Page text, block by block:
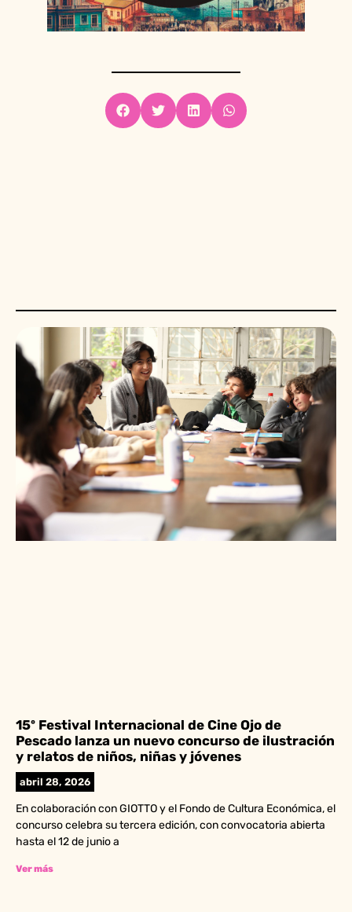
15º Festival Internacional de Cine Ojo de
Pescado lanza un nuevo concurso de ilustración
y relatos de niños, niñas y jóvenes
abril 28, 2026
En colaboración con GIOTTO y el Fondo de Cultura Económica, el
concurso celebra su tercera edición, con convocatoria abierta
hasta el 12 de junio a
Ver más